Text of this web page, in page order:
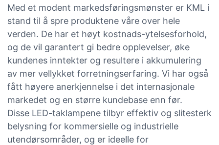
Med et modent markedsføringsmønster er KML i
stand til å spre produktene våre over hele
verden. De har et høyt kostnads-ytelsesforhold,
og de vil garantert gi bedre opplevelser, øke
kundenes inntekter og resultere i akkumulering
av mer vellykket forretningserfaring. Vi har også
fått høyere anerkjennelse i det internasjonale
markedet og en større kundebase enn før.
Disse LED-taklampene tilbyr effektiv og slitesterk
belysning for kommersielle og industrielle
utendørsområder, og er ideelle for